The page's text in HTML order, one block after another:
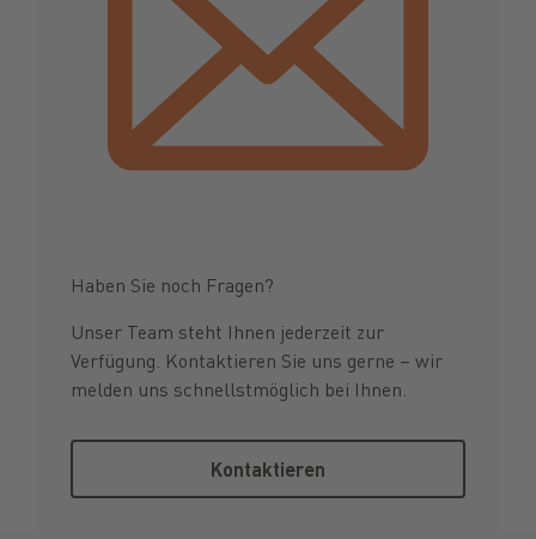
Haben Sie noch Fragen?
Unser Team steht Ihnen jederzeit zur
Verfügung. Kontaktieren Sie uns gerne – wir
melden uns schnellstmöglich bei Ihnen.
Kontaktieren